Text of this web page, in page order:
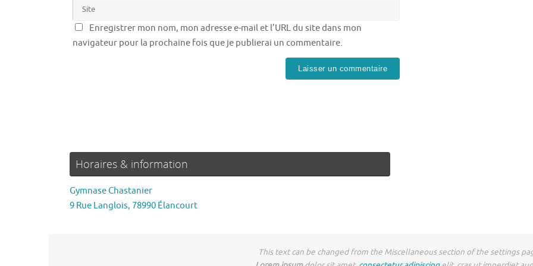
Enregistrer mon nom, mon adresse e-mail et l’URL du site dans mon
navigateur pour la prochaine fois que je publierai un commentaire.
Horaires & information
Gymnase Chastanier
9 Rue Langlois, 78990 Élancourt
This text can be changed from the Miscellaneous section of the settings